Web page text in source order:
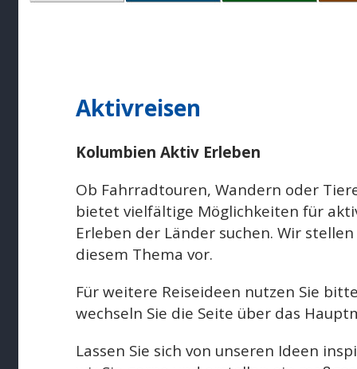
Aktivreisen
Kolumbien Aktiv Erleben
Ob Fahrradtouren, Wandern oder
bietet vielfältige Möglichkeiten für
Erleben der Länder suchen. Wir
diesem Thema vor.
Für weitere Reiseideen nutzen Sie
wechseln Sie die Seite über das
Lassen Sie sich von unseren Ideen